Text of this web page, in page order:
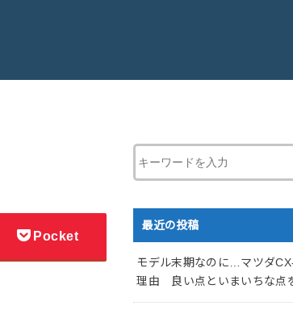
Pocket
最近の投稿
モデル末期なのに…マツダ
理由 良い点といまいちな点